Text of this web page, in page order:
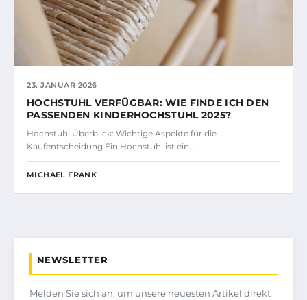
23. JANUAR 2026
HOCHSTUHL VERFÜGBAR: WIE FINDE ICH DEN
PASSENDEN KINDERHOCHSTUHL 2025?
Hochstuhl Überblick: Wichtige Aspekte für die
Kaufentscheidung Ein Hochstuhl ist ein…
MICHAEL FRANK
NEWSLETTER
Melden Sie sich an, um unsere neuesten Artikel direkt